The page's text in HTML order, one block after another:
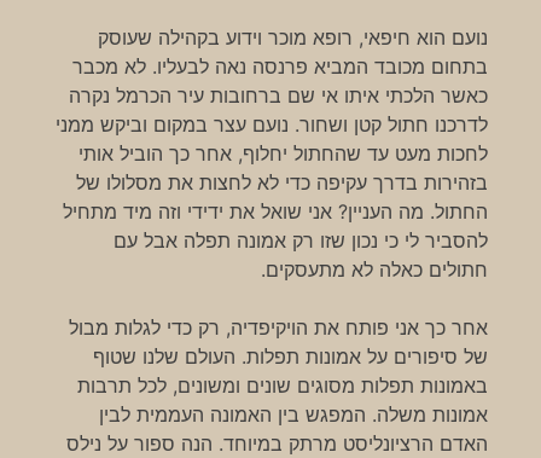
נועם הוא חיפאי, רופא מוכר וידוע בקהילה שעוסק
בתחום מכובד המביא פרנסה נאה לבעליו. לא מכבר
כאשר הלכתי איתו אי שם ברחובות עיר הכרמל נקרה
לדרכנו חתול קטן ושחור. נועם עצר במקום וביקש ממני
לחכות מעט עד שהחתול יחלוף, אחר כך הוביל אותי
בזהירות בדרך עקיפה כדי לא לחצות את מסלולו של
החתול. מה העניין? אני שואל את ידידי וזה מיד מתחיל
להסביר לי כי נכון שזו רק אמונה תפלה אבל עם
חתולים כאלה לא מתעסקים.
אחר כך אני פותח את הויקיפדיה, רק כדי לגלות מבול
של סיפורים על אמונות תפלות. העולם שלנו שטוף
באמונות תפלות מסוגים שונים ומשונים, לכל תרבות
אמונות משלה. המפגש בין האמונה העממית לבין
האדם הרציונליסט מרתק במיוחד. הנה ספור על נילס